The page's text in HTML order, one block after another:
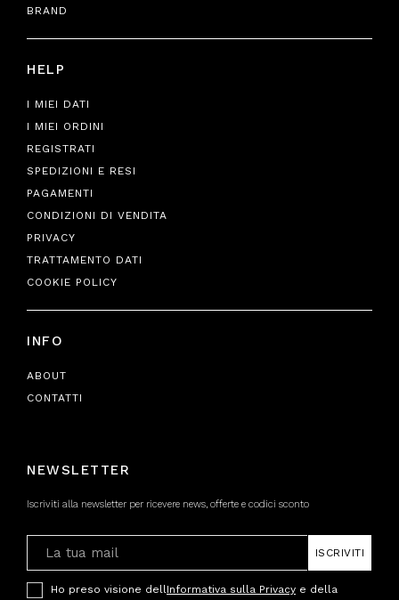
BRAND
HELP
I MIEI DATI
I MIEI ORDINI
REGISTRATI
SPEDIZIONI E RESI
PAGAMENTI
CONDIZIONI DI VENDITA
PRIVACY
TRATTAMENTO DATI
COOKIE POLICY
INFO
ABOUT
CONTATTI
NEWSLETTER
Iscriviti alla newsletter per ricevere news, offerte e codici sconto
ISCRIVITI
Ho preso visione dell Informativa sulla Privacy e della